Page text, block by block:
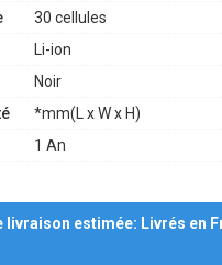
30 cellules
Li-ion
Noir
*mm(L x W x H)
1 An
livraison estimée: Livrés en